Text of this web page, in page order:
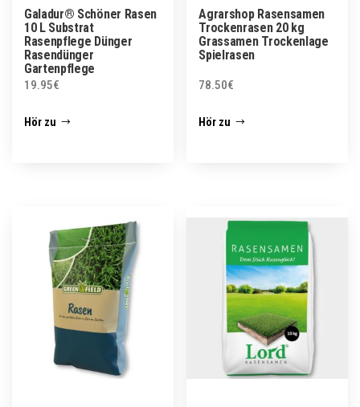
Galadur® Schöner Rasen
10 L Substrat
Rasenpflege Dünger
Rasendünger
Gartenpflege
19.95€
Hör zu
Agrarshop Rasensamen
Trockenrasen 20 kg
Grassamen Trockenlage
Spielrasen
78.50€
Hör zu